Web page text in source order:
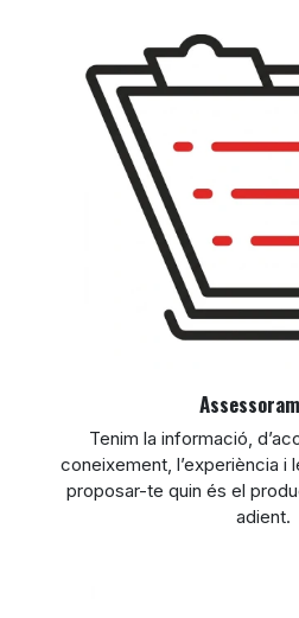
Tenim la informació,
coneixement, l’experiència i
proposar-te quin és el
adient.